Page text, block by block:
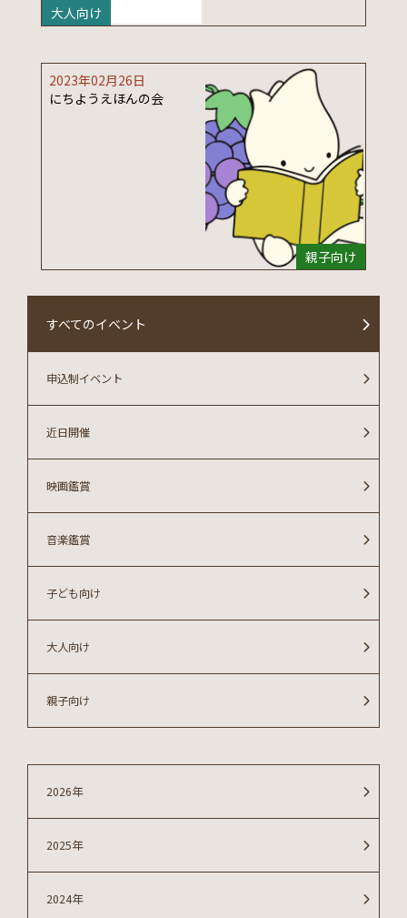
大人向け
親子向け
2023年02月26日
にちようえほんの会
すべてのイベント
親子向け
大人向け
子ども向け
音楽鑑賞
映画鑑賞
近日開催
申込制イベント
2026年
2025年
2024年